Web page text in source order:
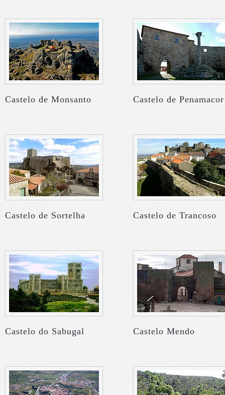
Castelo de Monsanto Castelo de Penamacor
Castelo de Sortelha Castelo de Trancoso
Castelo do Sabugal Castelo Mendo